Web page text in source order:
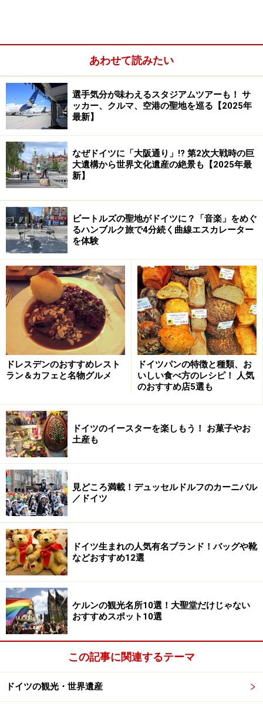
また、ドイツは海外から移住してきた背景を持つ人の割
合が多いため、トルコ人やイタリア人が経営するインビ
スで本場そのものの味を楽しめるのも魅力。最近ではア
ジア系のインビスも増えて、ますます多国籍になってき
ています。
インビスではテーブル席を設けているお店もあります
が、基本は立ち食い。老若男女が立ち食い、食べ歩きを
している光景はドイツ名物でもあります。お行儀が悪
い、なんて言う人はいませんから、大いに食べ歩きを楽
しんでくださいね。
それでは、ドイツで味わえる美味しいファーストフード
を一挙ご紹介しましょう！
ソーセージ
ソーセージはドイツのファーストフードの定番中の定番。焼
カレーソーセージも大人気
ドイツ料理というとまっさきに名前があがるほど、日本
でも人気のドイツのソーセージ（ヴルストWurst）。も
ちろんドイツ人も大好きで、駅の構内や市場、街のあら
ゆる場所にソーセージのスタンドがあります。ジュージ
ュー焼きたてのソーセージをブレートヒェン
（Brötchen）と呼ばれる小型のパンに挟んで、マスター
ドをたっぷり付けてがぶり！ ドイツにきたらぜひとも味
わってもらいたいものの1つです。
定番の焼きソーセージのほか、ケチャップとカレー粉を
かけたカリーヴルスト（Currywurst）もおすすめ。お値
段はだいたい2ユーロ前後です。
あわせて読みたい
選手気分が味わえるスタジアムツアーも！ サ
ッカー、クルマ、空港の聖地を巡る【2025年
最新】
なぜドイツに「大阪通り」!? 第2次大戦時の巨
大遺構から世界文化遺産の絶景も【2025年最
新】
ビートルズの聖地がドイツに？「音楽」をめぐ
るハンブルク旅で4分続く曲線エスカレーター
を体験
ドレスデンのおすすめレスト
ラン＆カフェと名物グルメ
ドイツパンの特徴と種類、お
いしい食べ方のレシピ！ 人気
のおすすめ店5選も
ドイツのイースターを楽しもう！ お菓子やお
土産も
見どころ満載！デュッセルドルフのカーニバル
／ドイツ
ドイツ生まれの人気有名ブランド！バッグや靴
などおすすめ12選
ケルンの観光名所10選！大聖堂だけじゃない
おすすめスポット10選
この記事に関連するテーマ
ドイツの観光・世界遺産